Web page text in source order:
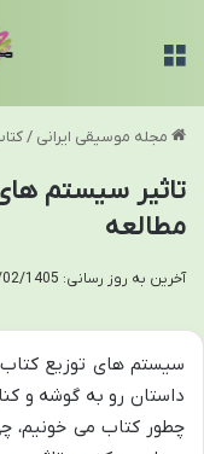
مجله موسیقی ایرانی /
تاثیر سیستم
مطالعه
آخرین به روز رسانی: 27/02/1405
سیستم های توزیع
داستان رو به گوشه و
چطور کتاب می خونیم،